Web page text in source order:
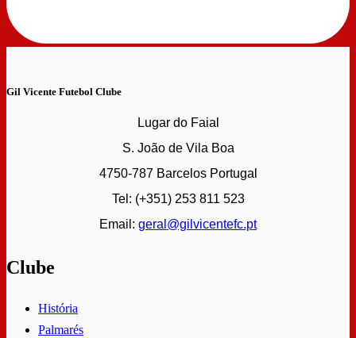
Gil Vicente Futebol Clube
Lugar do Faial
S. João de Vila Boa
4750-787 Barcelos Portugal
Tel: (+351) 253 811 523
Email: geral@gilvicentefc.pt
Clube
História
Palmarés